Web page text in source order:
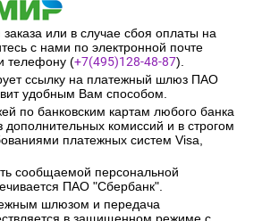
или в случае сбоя оплаты на
с нами по электронной почте
телефону (+7(495)128-48-87).
ссылку на платежный шлюз ПАО
удобным Вам способом.
по банковским картам любого банка
дополнительных комиссий и в строгом
платежных систем Visa,
сообщаемой персональной
ПАО "Сбербанк".
шлюзом и передача